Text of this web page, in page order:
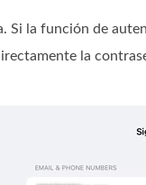
Si la función de
la